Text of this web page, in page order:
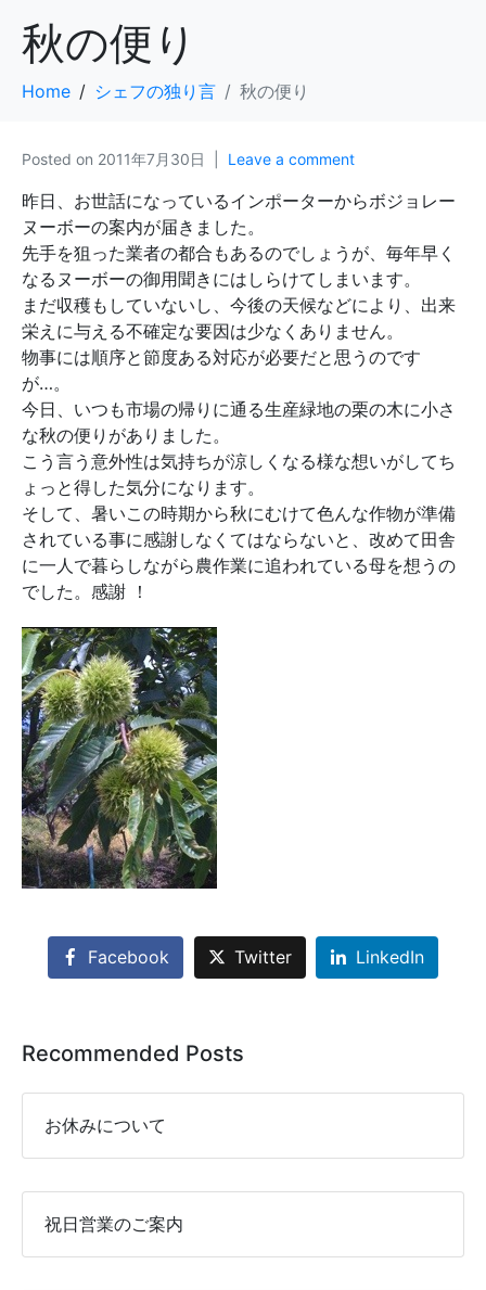
秋の便り
Home シェフの独り言 秋の便り
Posted on 2011年7月30日 Leave a comment
昨日、お世話になっているインポーターからボジョレー
ヌーボーの案内が届きました。
先手を狙った業者の都合もあるのでしょうが、毎年早く
なるヌーボーの御用聞きにはしらけてしまいます。
まだ収穫もしていないし、今後の天候などにより、出来
栄えに与える不確定な要因は少なくありません。
物事には順序と節度ある対応が必要だと思うのです
が…。
今日、いつも市場の帰りに通る生産緑地の栗の木に小さ
な秋の便りがありました。
こう言う意外性は気持ちが涼しくなる様な想いがしてち
ょっと得した気分になります。
そして、暑いこの時期から秋にむけて色んな作物が準備
されている事に感謝しなくてはならないと、改めて田舎
に一人で暮らしながら農作業に追われている母を想うの
でした。感謝 ！
Facebook Twitter LinkedIn
Recommended Posts
お休みについて
祝日営業のご案内